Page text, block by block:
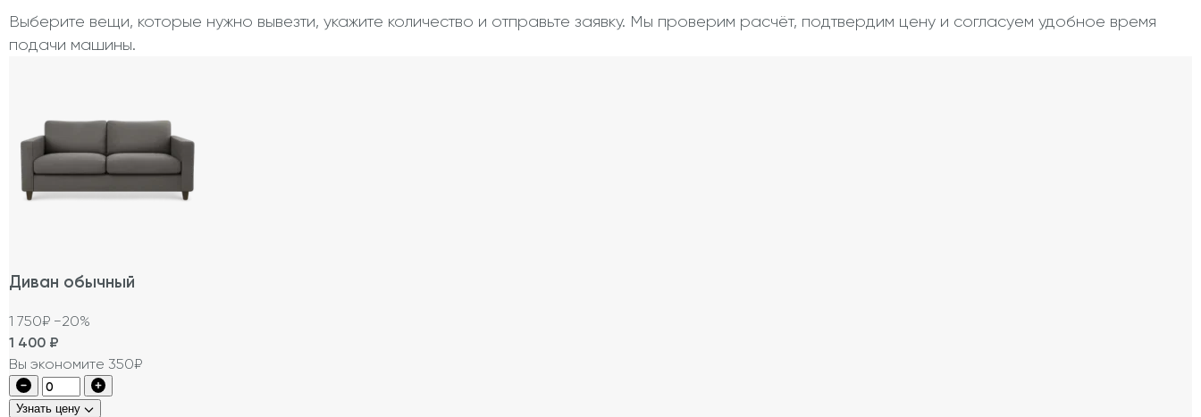
Выберите вещи, которые нужно вывезти, укажите количество и отправьте заявку. Мы проверим расчёт, подтвердим цену и согласуем удобное время
подачи машины.
Диван обычный
1 750₽ −20%
1 400 ₽
Вы экономите 350₽
Узнать цену